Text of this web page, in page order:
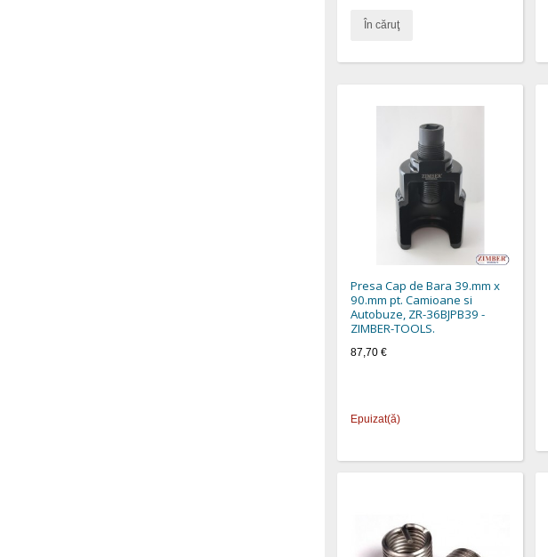
În căruţ
Presa Cap de Bara 39.mm x
90.mm pt. Camioane si
Autobuze, ZR-36BJPB39 -
ZIMBER-TOOLS.
87,70 €
Epuizat(ă)